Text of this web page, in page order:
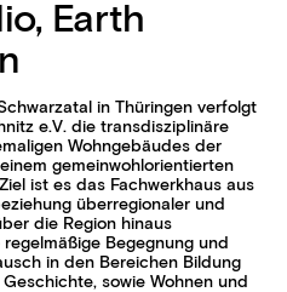
Earth
in Thüringen verfolgt
e.V. die transdisziplinäre
Wohngebäudes der
gemeinwohlorientierten
ist es das Fachwerkhaus aus
überregionaler und
die Region hinaus
Begegnung und
in den Bereichen Bildung
sowie Wohnen und